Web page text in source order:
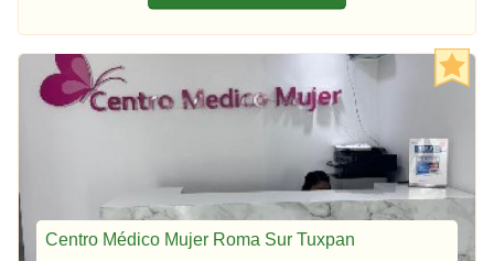
Centro Médico Mujer Roma Sur Tuxpan